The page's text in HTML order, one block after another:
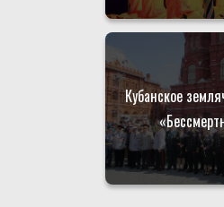
Кубанское